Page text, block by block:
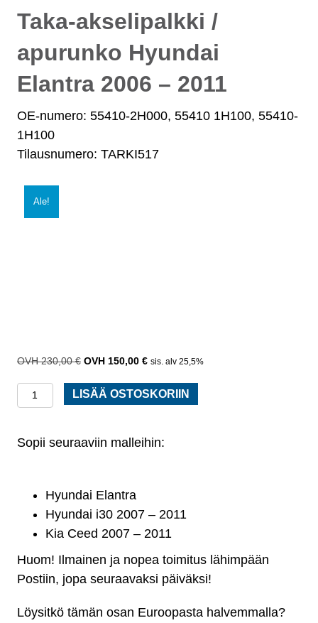
Taka-akselipalkki /
apurunko Hyundai
Elantra 2006 – 2011
OE-numero: 55410-2H000, 55410 1H100, 55410-
1H100
Tilausnumero: TARKI517
Ale!
230,00€ Alkuperäinen
oli:
230,00 €.
150,00 € Nykyinen
on:
150,00 €.
sis. alv 25,5%
Taka-
akselipalkki
apurunko
Elantra
määrä
LISÄÄ OSTOSKORIIN
Sopii seuraaviin malleihin:
Hyundai Elantra
Hyundai i30 2007 – 2011
Kia Ceed 2007 – 2011
Huom! Ilmainen ja nopea toimitus lähimpään
Postiin, jopa seuraavaksi päiväksi!
Löysitkö tämän osan Euroopasta halvemmalla?